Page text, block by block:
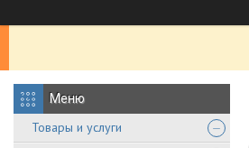
Товары и услуги